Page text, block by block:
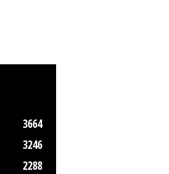
3664
3246
2288